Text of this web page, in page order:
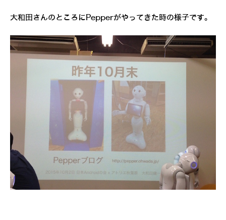
大和田さんのところにPepperがやってきた時の様子です。